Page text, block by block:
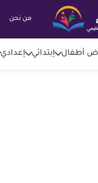
من نحن
أطفال إبتدائي إعدادي